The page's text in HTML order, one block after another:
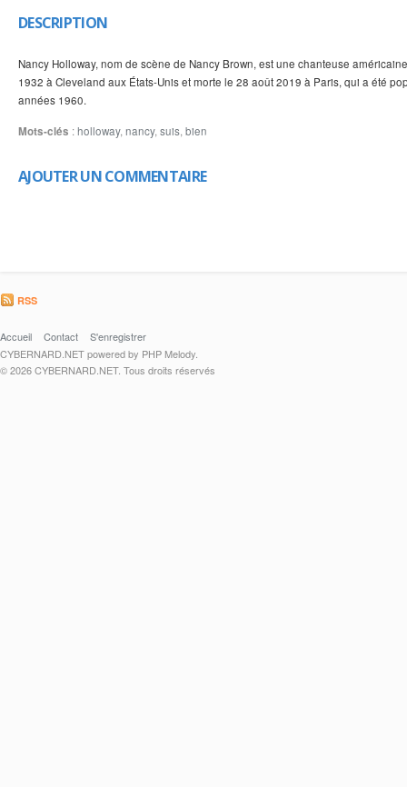
DESCRIPTION
Nancy Holloway, nom de scène de Nancy Brown, est une chanteuse
1932 à Cleveland aux États-Unis et morte le 28 août 2019 à Paris, qui a été
années 1960.
Mots-clés :holloway, nancy, suis, bien
AJOUTER UN COMMENTAIRE
RSS
Accueil Contact
S'enregistrer
CYBERNARD.NET powered by PHP Melody.
© 2026 CYBERNARD.NET. Tous droits réservés